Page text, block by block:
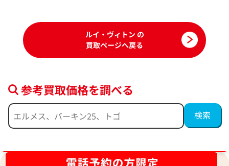
ルイ・ヴィトン の
買取ページへ戻る
参考買取価格を調べる